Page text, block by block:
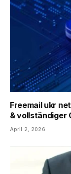
Freemail ukr
& vollständiger
April 2, 2026